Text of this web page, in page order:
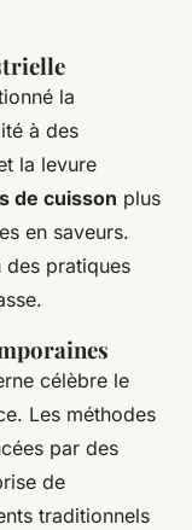
la
à des
la levure
de cuisson plus
en saveurs.
des pratiques
célèbre le
Les méthodes
par des
de
traditionnels